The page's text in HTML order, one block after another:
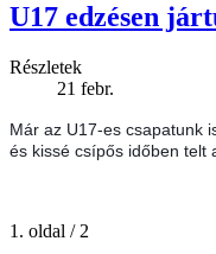
U17 edzésen
Részletek
21 febr.
Már az U17-es csapatunk
és kissé csípős időben telt
1. oldal / 2